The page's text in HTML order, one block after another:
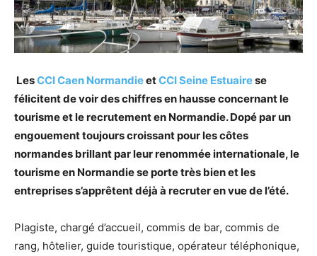
LesCCI Caen NormandieetCCI Seine Estuairese
félicitent de voir des chiffres en hausse concernant le
tourisme et le recrutement en Normandie. Dopé par un
engouement toujours croissant pour les côtes
normandes brillant par leur renommée internationale, le
tourisme en Normandie se porte très bien et les
entreprises s’apprêtent déjà à recruter en vue de l’été.
Plagiste, chargé d’accueil, commis de bar, commis de
rang, hôtelier, guide touristique, opérateur téléphonique,